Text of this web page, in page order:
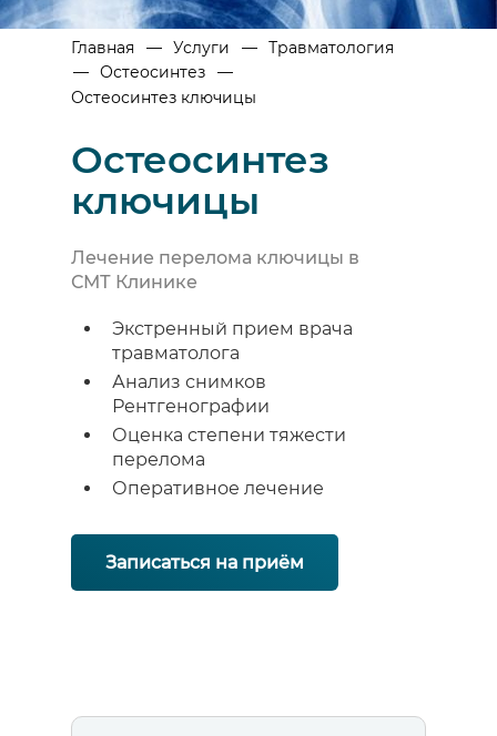
Главная — Услуги — Травматология
— Остеосинтез
—
Остеосинтез ключицы
Остеосинтез
ключицы
Лечение перелома ключицы в
СМТ Клинике
Экстренный прием врача
травматолога
Анализ снимков
Рентгенографии
Оценка степени тяжести
перелома
Оперативное лечение
Записаться на приём